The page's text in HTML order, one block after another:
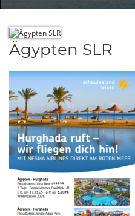
Ägypten SLR